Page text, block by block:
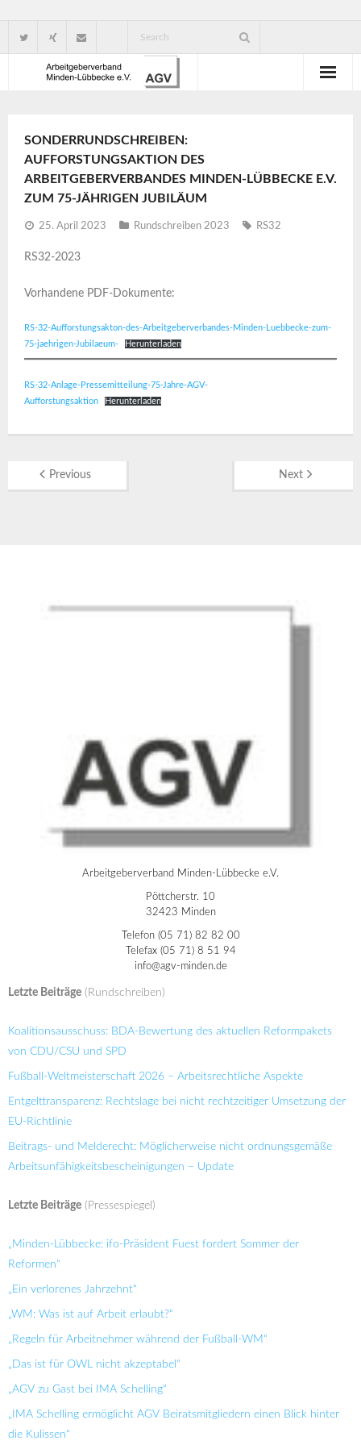
Verbandsorganisation
Ansprechpartner
Gute Gründe für eine Mitgliedschaft
SONDERRUNDSCHREIBEN:
AUFFORSTUNGSAKTION DES
ARBEITGEBERVERBANDES MINDEN-LÜBBECKE E.V.
ZUM 75-JÄHRIGEN JUBILÄUM
25. April 2023 Rundschreiben 2023 RS32
RS32-2023
Vorhandene PDF-Dokumente:
RS-32-Aufforstungsakton-des-Arbeitgeberverbandes-Minden-Luebbecke-zum-
75-jaehrigen-Jubilaeum-
Herunterladen
RS-32-Anlage-Pressemitteilung-75-Jahre-AGV-
Aufforstungsaktion
Herunterladen
Previous Next
Arbeitgeberverband Minden-Lübbecke e.V.
Pöttcherstr. 10
32423 Minden
Telefon (05 71) 82 82 00
Telefax (05 71) 8 51 94
info@agv-minden.de
Letzte Beiträge (Rundschreiben)
Koalitionsausschuss: BDA-Bewertung des aktuellen Reformpakets
von CDU/CSU und SPD
Fußball-Weltmeisterschaft 2026 – Arbeitsrechtliche Aspekte
Entgelttransparenz: Rechtslage bei nicht rechtzeitiger Umsetzung der
EU-Richtlinie
Beitrags- und Melderecht: Möglicherweise nicht ordnungsgemäße
Arbeitsunfähigkeitsbescheinigungen – Update
Letzte Beiträge (Pressespiegel)
„Minden-Lübbecke: ifo-Präsident Fuest fordert Sommer der
Reformen“
„Ein verlorenes Jahrzehnt“
„WM: Was ist auf Arbeit erlaubt?“
„Regeln für Arbeitnehmer während der Fußball-WM“
„Das ist für OWL nicht akzeptabel“
„AGV zu Gast bei IMA Schelling“
„IMA Schelling ermöglicht AGV Beiratsmitgliedern einen Blick hinter
die Kulissen“